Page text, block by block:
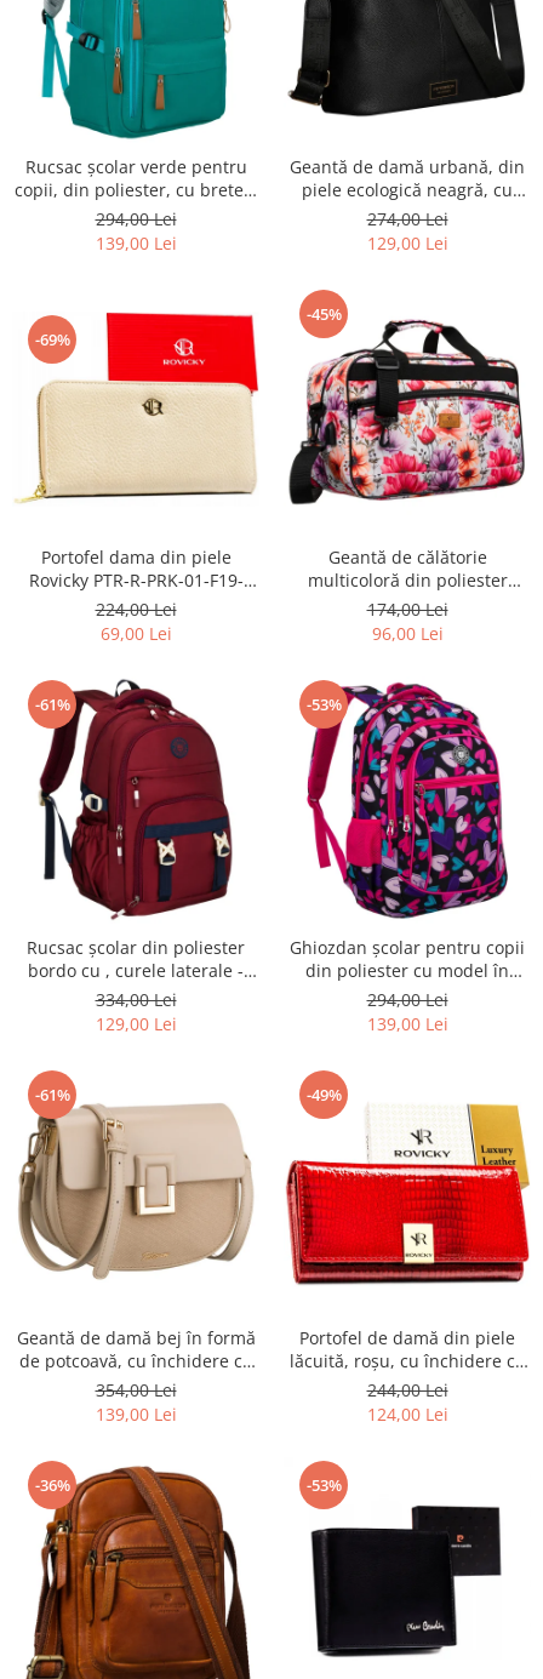
Rucsac școlar verde pentru
copii, din poliester, cu bretele
reglabile - Peterson PTR-PTN
BHX-01-9259 Gree
294,00 Lei
139,00 Lei
Geantă de damă urbană, din
piele ecologică neagră, cu
curea reglabilă - Peterson
PTR-PTN JK6-06-6642
274,00 Lei
129,00 Lei
-69%
Portofel dama din piele
Rovicky PTR-R-PRK-01-F19-
2757 BE
224,00 Lei
69,00 Lei
-45%
Geantă de călătorie
multicoloră din poliester
rezistent cu port USB,
acoperită cu un model vegetal
- Rovicky PTR-R-TL15608-8831
174,00 Lei
96,00 Lei
-61%
Rucsac școlar din poliester
bordo cu , curele laterale -
Peterson PTR-PTN 8594-1402
BORDO
334,00 Lei
129,00 Lei
-53%
Ghiozdan școlar pentru copii
din poliester cu model în
formă de inimă - Peterson
PTR-PTN BIEDRONKA G54
294,00 Lei
139,00 Lei
-61%
Geantă de damă bej în formă
de potcoavă, cu închidere cu
clip magnetic - Peterson PTR-
PTN PIWONIA BEIGE
354,00 Lei
139,00 Lei
-49%
Portofel de damă din piele
lăcuită, roșu, cu închidere cu
capsă - Rovicky PTR-RH-22-1-
RS RED
244,00 Lei
124,00 Lei
-36% -53%